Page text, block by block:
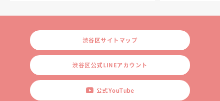
渋谷区サイトマップ
渋谷区公式LINEアカウント
公式YouTube